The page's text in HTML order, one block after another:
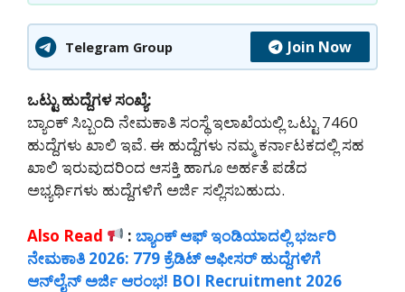
Telegram Group Join Now
ಒಟ್ಟು ಹುದ್ದೆಗಳ ಸಂಖ್ಯೆ:
ಬ್ಯಾಂಕ್ ಸಿಬ್ಬಂದಿ ನೇಮಕಾತಿ ಸಂಸ್ಥೆ ಇಲಾಖೆಯಲ್ಲಿ ಒಟ್ಟು 7460
ಹುದ್ದೆಗಳು ಖಾಲಿ ಇವೆ. ಈ ಹುದ್ದೆಗಳು ನಮ್ಮ ಕರ್ನಾಟಕದಲ್ಲಿ ಸಹ
‌ಖಾಲಿ ಇರುವುದರಿಂದ ಆಸಕ್ತಿ ಹಾಗೂ ಅರ್ಹತೆ ಪಡೆದ
ಅಭ್ಯರ್ಥಿಗಳು ಹುದ್ದೆಗಳಿಗೆ ಅರ್ಜಿ ಸಲ್ಲಿಸಬಹುದು.
Also Read :ಬ್ಯಾಂಕ್ ಆಫ್ ಇಂಡಿಯಾದಲ್ಲಿ ಭರ್ಜರಿ
ನೇಮಕಾತಿ 2026: 779 ಕ್ರೆಡಿಟ್ ಆಫೀಸರ್ ಹುದ್ದೆಗಳಿಗೆ
ಆನ್‌ಲೈನ್ ಅರ್ಜಿ ಆರಂಭ! BOI Recruitment 2026